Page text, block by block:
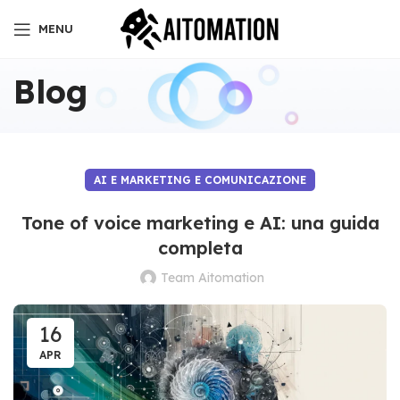
MENU
Blog
AI E MARKETING E COMUNICAZIONE
Tone of voice marketing e AI: una guida
completa
Team Aitomation
16
APR